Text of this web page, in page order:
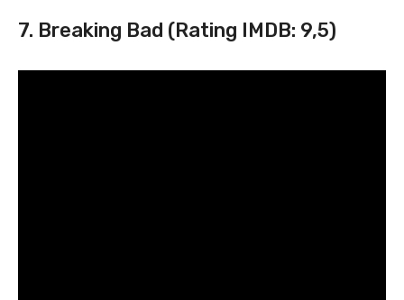
7. Breaking Bad (Rating IMDB: 9,5)